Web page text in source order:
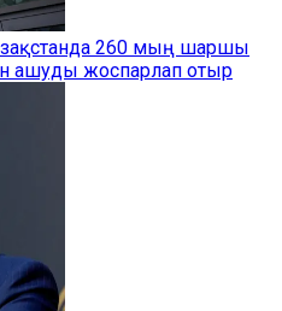
260 мың шаршы
ашуды жоспарлап отыр